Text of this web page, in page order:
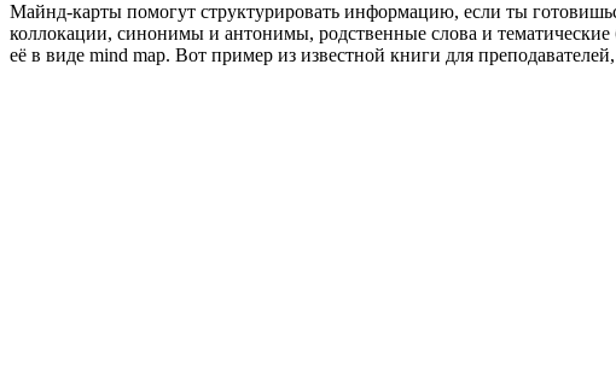
Майнд-карты помогут структурировать информацию, если ты
коллокации, синонимы и антонимы, родственные слова и
её в виде mind map. Вот пример из известной книги для преподавателей,